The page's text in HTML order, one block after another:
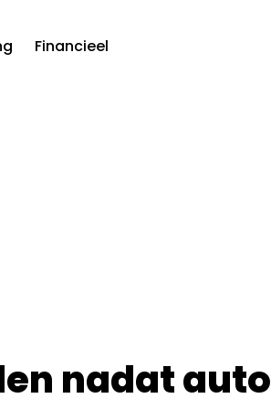
Financieel
nadat auto